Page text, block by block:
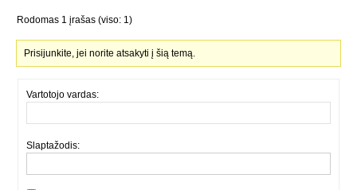
Rodomas 1 įrašas (viso: 1)
Prisijunkite, jei norite atsakyti į šią temą.
Vartotojo vardas:
Slaptažodis: